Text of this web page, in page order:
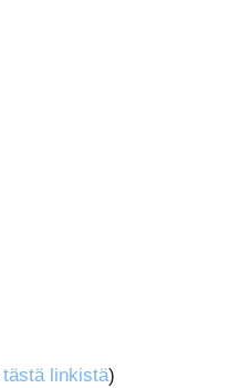
tästä linkistä)